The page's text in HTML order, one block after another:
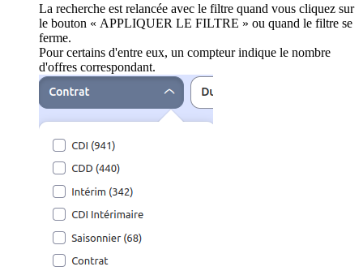
La recherche est relancée avec le filtre quand vous cliquez sur
le bouton « APPLIQUER LE FILTRE » ou quand le filtre se
ferme.
Pour certains d'entre eux, un compteur indique le nombre
d'offres correspondant.